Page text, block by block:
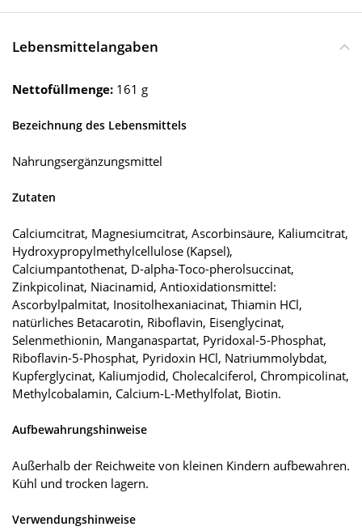
Lebensmittelangaben
Nettofüllmenge: 161 g
Bezeichnung des Lebensmittels
Nahrungsergänzungsmittel
Zutaten
Calciumcitrat, Magnesiumcitrat, Ascorbinsäure, Kaliumcitrat,
Hydroxypropylmethylcellulose (Kapsel),
Calciumpantothenat, D-alpha-Toco-pherolsuccinat,
Zinkpicolinat, Niacinamid, Antioxidationsmittel:
Ascorbylpalmitat, Inositolhexaniacinat, Thiamin HCl,
natürliches Betacarotin, Riboflavin, Eisenglycinat,
Selenmethionin, Manganaspartat, Pyridoxal-5-Phosphat,
Riboflavin-5-Phosphat, Pyridoxin HCl, Natriummolybdat,
Kupferglycinat, Kaliumjodid, Cholecalciferol, Chrompicolinat,
Methylcobalamin, Calcium-L-Methylfolat, Biotin.
Aufbewahrungshinweise
Außerhalb der Reichweite von kleinen Kindern aufbewahren.
Kühl und trocken lagern.
Verwendungshinweise